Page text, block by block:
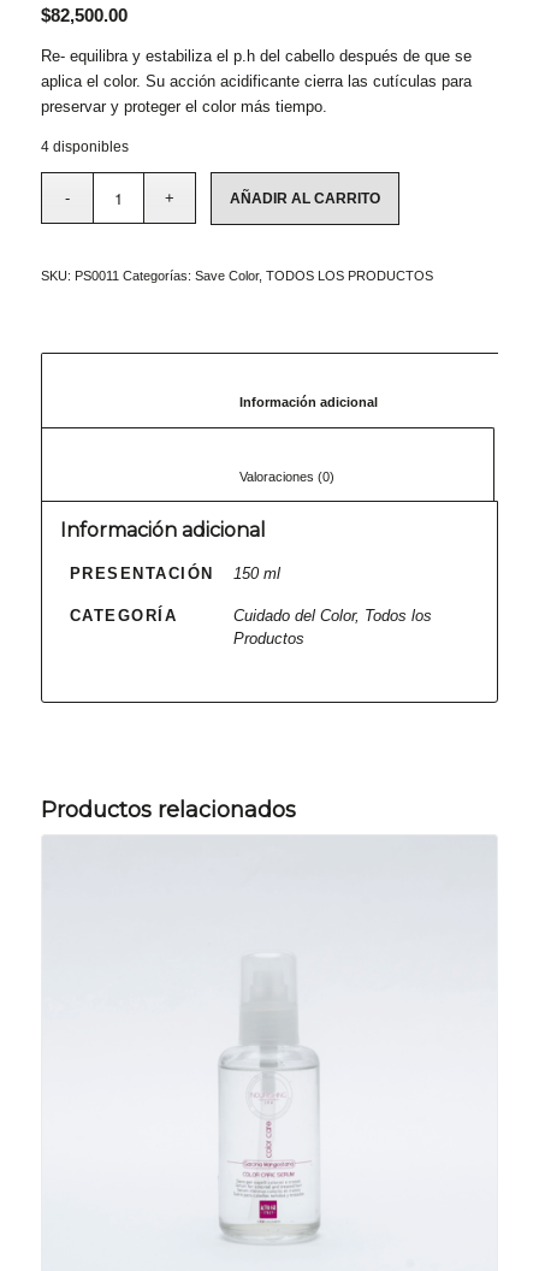
$82,500.00
Re- equilibra y estabiliza el p.h del cabello después de que se
aplica el color. Su acción acidificante cierra las cutículas para
preservar y proteger el color más tiempo.
4 disponibles
AÑADIR AL CARRITO
SKU: PS0011 Categorías: Save Color, TODOS LOS PRODUCTOS
						Información adicional
Información adicional
PRESENTACIÓN 150 ml
CATEGORÍA
Cuidado del Color, Todos los
Productos
Productos relacionados